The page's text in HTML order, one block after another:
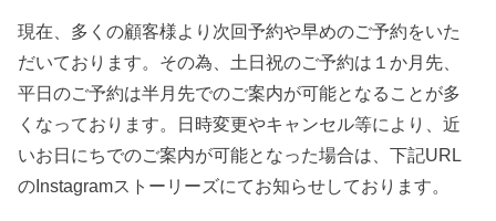
現在、多くの顧客様より次回予約や早めのご予約をいた
だいております。その為、土日祝のご予約は１か月先、
平日のご予約は半月先でのご案内が可能となることが多
くなっております。日時変更やキャンセル等により、近
いお日にちでのご案内が可能となった場合は、下記URL
のInstagramストーリーズにてお知らせしております。